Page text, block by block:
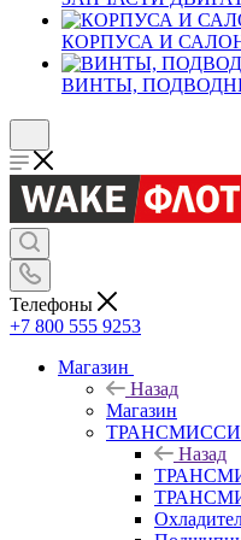
КОРПУСА И
ВИНТЫ,
Телефоны
+7 800 555 9253
Магазин
Назад
Магазин
Назад